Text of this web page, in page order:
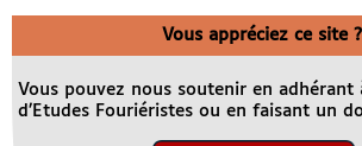
Vous appréciez ce site ?
Vous pouvez nous soutenir en adhérant
d’Etudes Fouriéristes ou en faisant un